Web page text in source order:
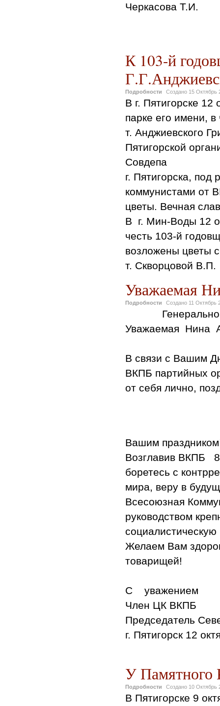
Черкасова Т.И.
К 103-й
Подробности Создано 15 Октябрь
В г. Пятигорске 12
парке его имени,
т. Анджиевского
Пятигорской
Совдепа
г. Пятигорска,
коммунистами от
цветы. Вечная
В г. Мин-Воды 12
честь 103-й
возложены цветы
т. Скворцовой В.П.
Уважаемая
Подробности Создано 11 Октябрь
Уважаемая Нина
В связи с Вашим
ВКПБ партийных
от себя лично,
Возглавив ВКПБ
боретесь с
мира, веру в
Всесоюзная
руководством
Желаем Вам
товарищей!
С
Член ЦК ВКПБ
Председатель
г. Пятигорск 12
У Памятного
Подробности Создано 10 Октябрь
В Пятигорске 9